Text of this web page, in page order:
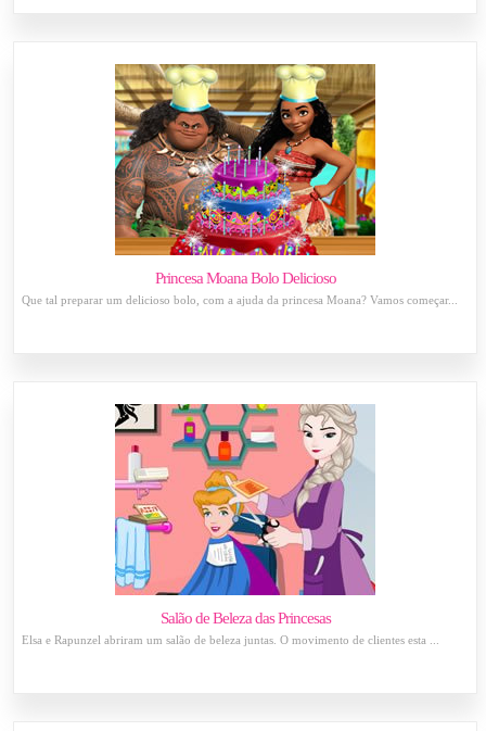
Princesa Moana Bolo Delicioso
Que tal preparar um delicioso bolo, com a ajuda da princesa Moana? Vamos começar...
Salão de Beleza das Princesas
Elsa e Rapunzel abriram um salão de beleza juntas. O movimento de clientes esta ...